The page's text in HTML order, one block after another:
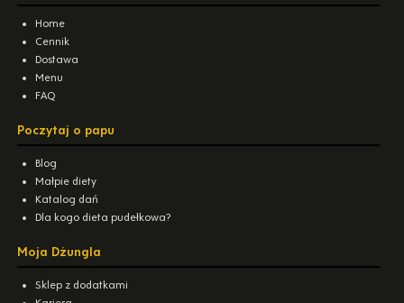
Home
Cennik
Dostawa
Menu
FAQ
Poczytaj o papu
Blog
Małpie diety
Katalog dań
Dla kogo dieta pudełkowa?
Moja Dżungla
Sklep z dodatkami